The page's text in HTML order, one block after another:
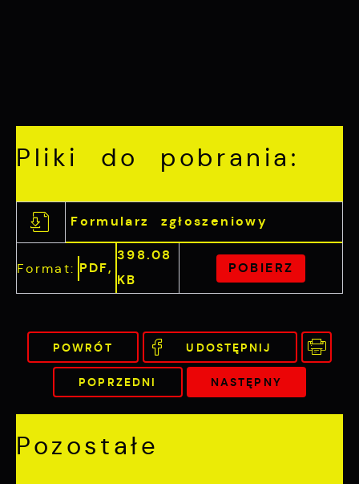
Pliki do pobrania:
Formularz zgłoszeniowy
Format: PDF,
398.08
KB
POBIERZ
POWRÓT UDOSTĘPNIJ
POPRZEDNI NASTĘPNY
Pozostałe